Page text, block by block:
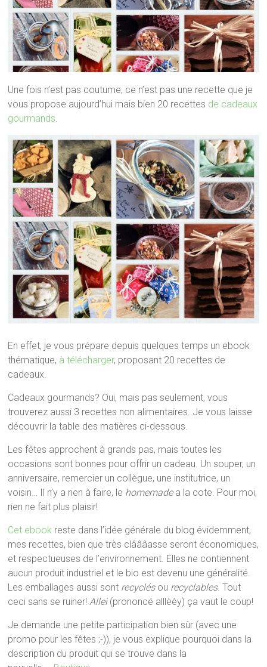
Une fois n’est pas coutume, ce n’est pas une recette que je
vous propose aujourd’hui mais bien 20 recettes de cadeaux
gourmands.
En effet, je vous prépare depuis quelques temps un ebook
thématique, à télécharger, proposant 20 recettes de
cadeaux.
Cadeaux gourmands? Oui, mais pas seulement, vous
trouverez aussi 3 recettes non alimentaires. Je vous laisse
découvrir la table des matières ci-dessous.
Les fêtes approchent à grands pas, mais toutes les
occasions sont bonnes pour offrir un cadeau. Un souper, un
anniversaire, remercier un collègue, une institutrice, un
voisin… Il n’y a rien à faire, le homemadea la cote. Pour moi,
rien ne fait plus plaisir!
Cet ebook reste dans l’idée générale du blog évidemment,
mes recettes, bien que très clâââasse seront économiques,
et respectueuses de l’environnement. Elles ne contiennent
aucun produit industriel et le bio est devenu une généralité.
Les emballages aussi sont recyclésou recyclables. Tout
ceci sans se ruiner!Allei(prononcé alllèèy) ça vaut le coup!
Je demande une petite participation bien sûr (avec une
promo pour les fêtes ;-)), je vous explique pourquoi dans la
description du produit qui se trouve dans la